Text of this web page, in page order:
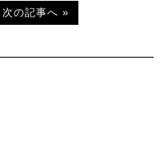
次の記事へ »